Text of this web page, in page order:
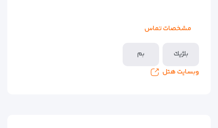
مشخصات تماس
بلژيك
بم
وبسایت هتل